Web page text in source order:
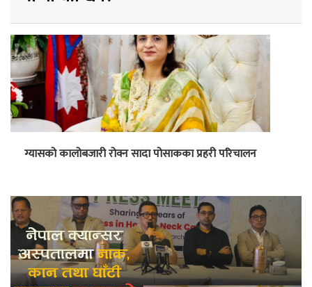
ग्यासको कालोबजारी रोक्न सादा पोसाकका प्रहरी परिचालन